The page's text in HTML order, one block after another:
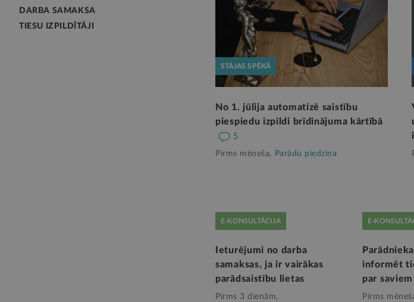
DARBA SAMAKSA
TIESU IZPILDĪTĀJI
STĀJAS SPĒKĀ
No 1. jūlija automatizē saistību
piespiedu izpildi brīdinājuma kārtībā
5
Pirms mēneša, Parādu piedziņa
E-KONSULTĀCIJA
Ieturējumi no darba
samaksas, ja ir vairākas
parādsaistību lietas
Pirms 3 dienām,
E-
informēt
par
Pirms